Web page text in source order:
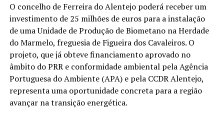
O concelho de Ferreira do Alentejo poderá receber um
investimento de 25 milhões de euros para a instalação
de uma Unidade de Produção de Biometano na Herdade
do Marmelo, freguesia de Figueira dos Cavaleiros. O
projeto, que já obteve financiamento aprovado no
âmbito do PRR e conformidade ambiental pela Agência
Portuguesa do Ambiente (APA) e pela CCDR Alentejo,
representa uma oportunidade concreta para a região
avançar na transição energética.